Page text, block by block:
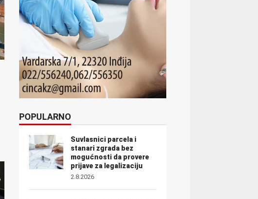
POPULARNO
Suvlasnici parcela i
stanari zgrada bez
mogućnosti da provere
prijave za legalizaciju
2.8.2026